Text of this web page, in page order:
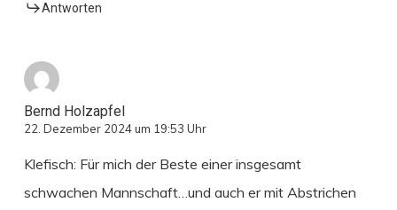
Antworten
Bernd Holzapfel
22. Dezember 2024 um 19:53 Uhr
Klefisch: Für mich der Beste einer insgesamt
schwachen Mannschaft…und auch er mit Abstrichen